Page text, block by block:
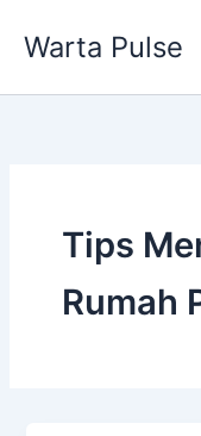
Warta Pulse
Tips
Rumah